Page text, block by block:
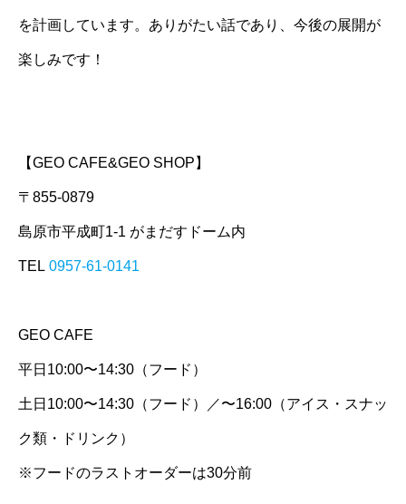
を計画しています。ありがたい話であり、今後の展開が
楽しみです！
【GEO CAFE&GEO SHOP】
〒855-0879
島原市平成町1-1 がまだすドーム内
TEL 0957-61-0141
GEO CAFE
平日10:00〜14:30（フード）
土日10:00〜14:30（フード）／〜16:00（アイス・スナッ
ク類・ドリンク）
※フードのラストオーダーは30分前